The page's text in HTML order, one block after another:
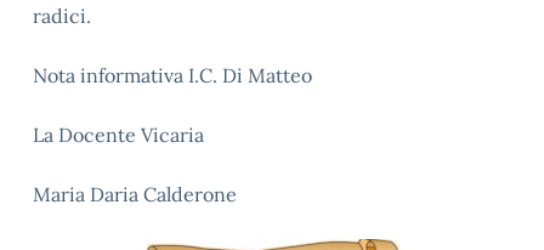
radici.
Nota informativa I.C. Di Matteo
La Docente Vicaria
Maria Daria Calderone